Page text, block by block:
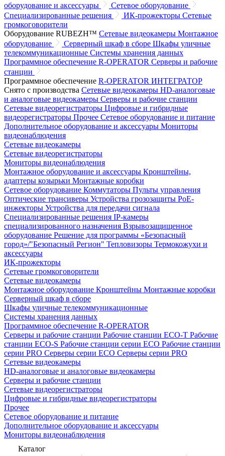
оборудование и аксессуары
Сетевое оборудование
Специализированные решения
ИК-прожекторы Сетевые
громкоговорители
Оборудование RUBEZH™ Сетевые видеокамеры Монтажное
оборудование
Серверный шкаф в сборе Шкафы уличные
телекоммуникационные Системы хранения данных
Программное обеспечение R-OPERATOR Серверы и рабочие
станции
Программное обеспечение R-OPERATOR ИНТЕГРАТОР
Снято с производства Сетевые видеокамеры HD-аналоговые
и аналоговые видеокамеры Серверы и рабочие станции
Сетевые видеорегистраторы Цифровые и гибридные
видеорегистраторы Прочее Сетевое оборудование и питание
Дополнительное оборудование и аксессуары Мониторы
видеонаблюдения
Сетевые видеокамеры
Сетевые видеорегистраторы
Мониторы видеонаблюдения
Монтажное оборудование и аксессуары Кронштейны,
адаптеры козырьки Монтажные коробки
Сетевое оборудование Коммутаторы Пульты управления
Оптические трансиверы Устройства грозозащиты PoE-
инжекторы Устройства для передачи сигнала
Специализированные решения IP-камеры
специализированного назначения Взрывозащищенное
оборудование Решение для программы «Безопасный
город»/"Безопасный Регион" Тепловизоры Термокожухи и
аксессуары
ИК-прожекторы
Сетевые громкоговорители
Сетевые видеокамеры
Монтажное оборудование Кронштейны Монтажные коробки
Серверный шкаф в сборе
Шкафы уличные телекоммуникационные
Системы хранения данных
Программное обеспечение R-OPERATOR
Серверы и рабочие станции Рабочие станции ECO-T Рабочие
станции ECO-S Рабочие станции серии ECO Рабочие станции
серии PRO Серверы серии ECO Серверы серии PRO
Сетевые видеокамеры
HD-аналоговые и аналоговые видеокамеры
Серверы и рабочие станции
Сетевые видеорегистраторы
Цифровые и гибридные видеорегистраторы
Прочее
Сетевое оборудование и питание
Дополнительное оборудование и аксессуары
Мониторы видеонаблюдения
Каталог